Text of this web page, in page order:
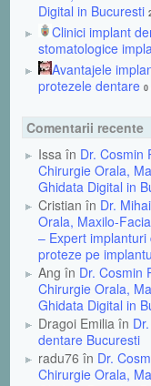
Digital in Bucuresti
Clinici implant
stomatologice
Avantajele
protezele dentare 0
Comentarii recente
Issa în Dr. Cosmin
Chirurgie Orala,
Ghidata Digital in
Cristian în Dr.
Orala, Maxilo-
– Expert
proteze pe
Ang în Dr. Cosmin
Chirurgie Orala,
Ghidata Digital in
Dragoi Emilia în
dentare Bucuresti
radu76 în Dr.
Chirurgie Orala,